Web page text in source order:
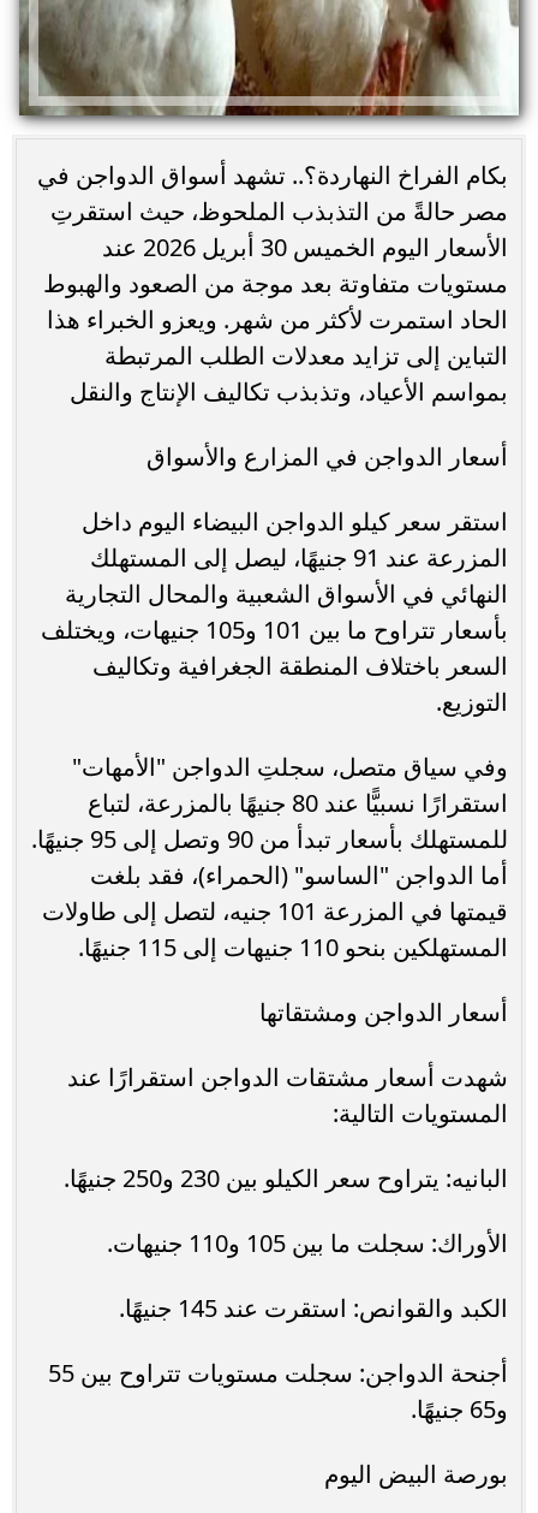
بكام الفراخ النهاردة؟.. تشهد أسواق الدواجن في
مصر حالةً من التذبذب الملحوظ، حيث استقرتِ
الأسعار اليوم الخميس 30 أبريل 2026 عند
مستويات متفاوتة بعد موجة من الصعود والهبوط
الحاد استمرت لأكثر من شهر. ويعزو الخبراء هذا
التباين إلى تزايد معدلات الطلب المرتبطة
بمواسم الأعياد، وتذبذب تكاليف الإنتاج والنقل
أسعار الدواجن في المزارع والأسواق
استقر سعر كيلو الدواجن البيضاء اليوم داخل
المزرعة عند 91 جنيهًا، ليصل إلى المستهلك
النهائي في الأسواق الشعبية والمحال التجارية
بأسعار تتراوح ما بين 101 و105 جنيهات، ويختلف
السعر باختلاف المنطقة الجغرافية وتكاليف
التوزيع.
وفي سياق متصل، سجلتِ الدواجن "الأمهات"
استقرارًا نسبيًّا عند 80 جنيهًا بالمزرعة، لتباع
للمستهلك بأسعار تبدأ من 90 وتصل إلى 95 جنيهًا.
أما الدواجن "الساسو" (الحمراء)، فقد بلغت
قيمتها في المزرعة 101 جنيه، لتصل إلى طاولات
المستهلكين بنحو 110 جنيهات إلى 115 جنيهًا.
أسعار الدواجن ومشتقاتها
شهدت أسعار مشتقات الدواجن استقرارًا عند
المستويات التالية:
البانيه: يتراوح سعر الكيلو بين 230 و250 جنيهًا.
الأوراك: سجلت ما بين 105 و110 جنيهات.
الكبد والقوانص: استقرت عند 145 جنيهًا.
أجنحة الدواجن: سجلت مستويات تتراوح بين 55
و65 جنيهًا.
بورصة البيض اليوم